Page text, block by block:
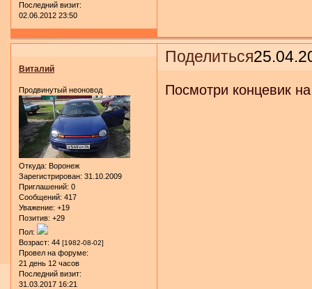
Последний визит:
02.06.2012 23:50
Поделиться
Виталий
Продвинутый неоновод
Откуда: Воронеж
Зарегистрирован: 31.10.2009
Приглашений: 0
Сообщений: 417
Уважение: +19
Позитив: +29
Пол:
Возраст: 44 [1982-08-02]
Провел на форуме:
21 день 12 часов
Последний визит:
31.03.2017 16:21
Посмотри концевик